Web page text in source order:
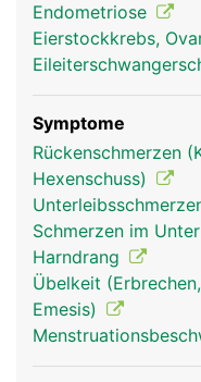
Endometriose
Eierstockkrebs,
Symptome
Rückenschmerzen
Hexenschuss)
Schmerzen im
Harndrang
Übelkeit
Emesis)